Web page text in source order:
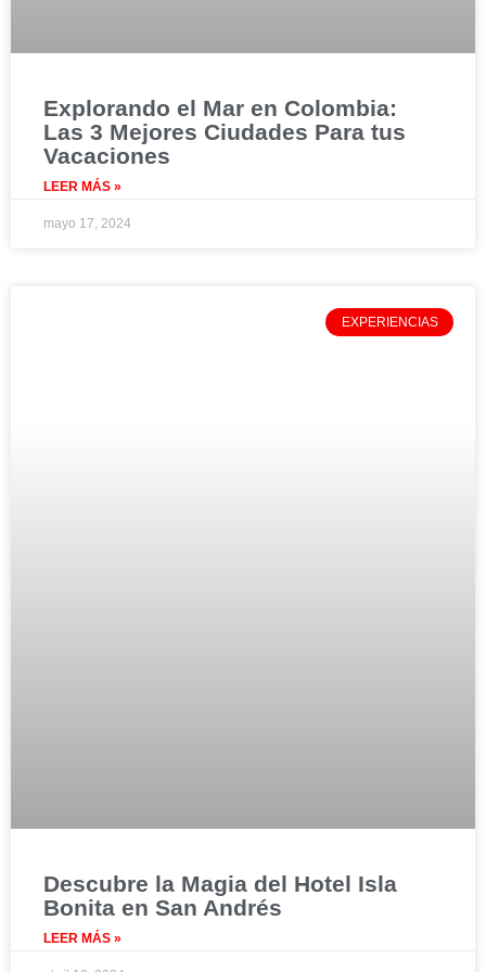
Explorando el Mar en Colombia:
Las 3 Mejores Ciudades Para tus
Vacaciones
LEER MÁS »
mayo 17, 2024
EXPERIENCIAS
Descubre la Magia del Hotel Isla
Bonita en San Andrés
LEER MÁS »